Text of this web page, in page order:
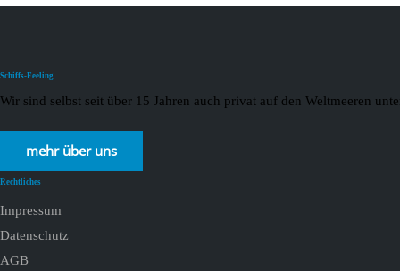
Schiffs-Feeling
Wir sind selbst seit über 15 Jahren auch privat auf den Weltmeeren
mehr über uns
Rechtliches
Impressum
Datenschutz
AGB